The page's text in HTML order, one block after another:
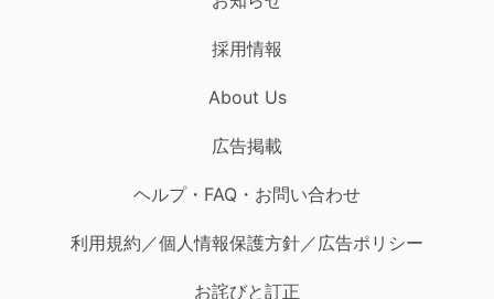
採用情報
About Us
広告掲載
ヘルプ・FAQ・お問い合わせ
利用規約／個人情報保護方針／広告ポリシー
お詫びと訂正